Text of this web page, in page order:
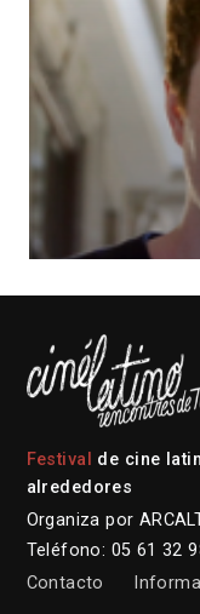
Festival
de cine
alrededores
Organiza por
Teléfono: 05 61 32
Contacto